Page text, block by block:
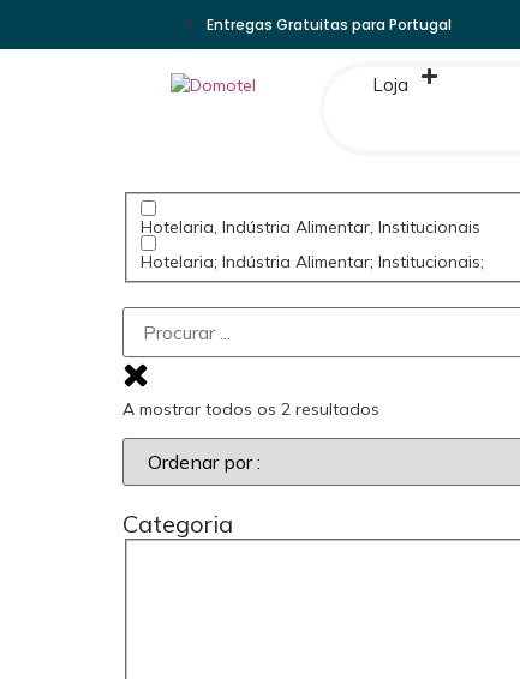
Entregas Gratuitas para Portugal
Loja
Hotelaria, Indústria Alimentar, Institucionais
Hotelaria; Indústria Alimentar; Institucionais;
A mostrar todos os 2 resultados
Categoria